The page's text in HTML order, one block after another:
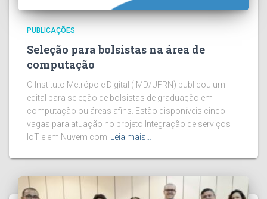
PUBLICAÇÕES
Seleção para bolsistas na área de
computação
O Instituto Metrópole Digital (IMD/UFRN) publicou um
edital para seleção de bolsistas de graduação em
computação ou áreas afins. Estão disponíveis cinco
vagas para atuação no projeto Integração de serviços
IoT e em Nuvem com
Leia mais…